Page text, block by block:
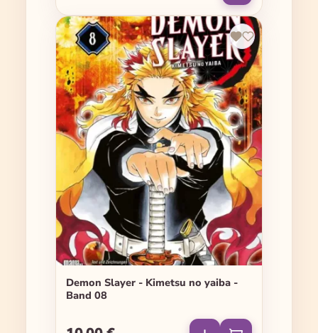
Demon Slayer - Kimetsu no yaiba -
Band 08